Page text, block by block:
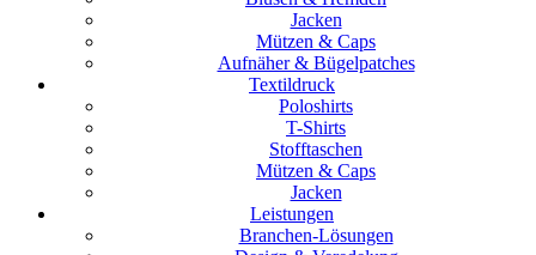
Jacken
Mützen & Caps
Aufnäher & Bügelpatches
Textildruck
Poloshirts
T-Shirts
Stofftaschen
Mützen & Caps
Jacken
Leistungen
Branchen-Lösungen